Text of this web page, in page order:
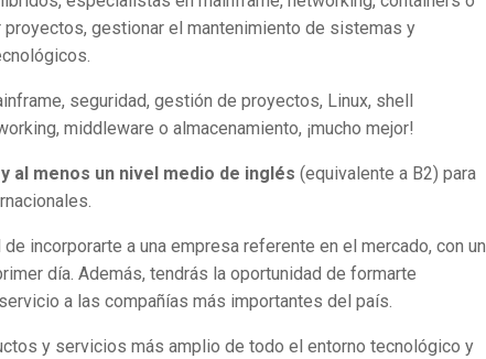
gestionar el mantenimiento de sistemas y
seguridad, gestión de proyectos, Linux, shell
middleware o almacenamiento, ¡mucho mejor!
al menos un nivel medio de inglés (equivalente a B2) para
incorporarte a una empresa referente en el mercado, con un
día. Además, tendrás la oportunidad de formarte
a las compañías más importantes del país.
y servicios más amplio de todo el entorno tecnológico y